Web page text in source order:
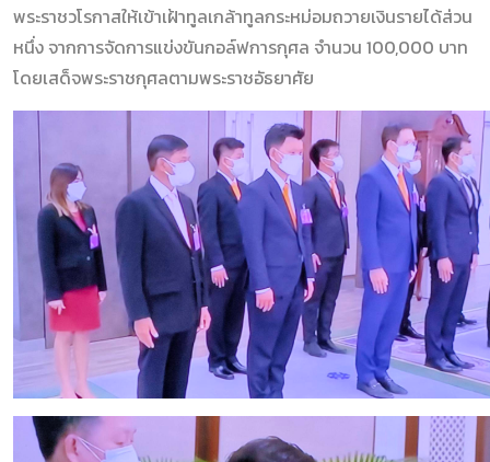
พระราชวโรกาสให้เข้าเฝ้าทูลเกล้าทูลกระหม่อมถวายเงินรายได้ส่วน
หนึ่ง จากการจัดการแข่งขันกอล์ฟการกุศล จำนวน 100,000 บาท
โดยเสด็จพระราชกุศลตามพระราชอัธยาศัย